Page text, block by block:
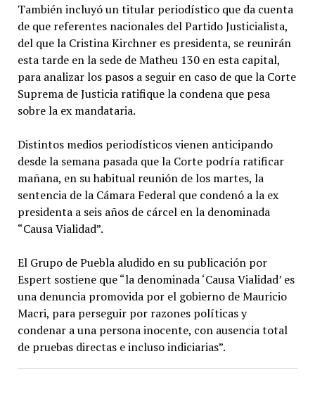
También incluyó un titular periodístico que da cuenta
de que referentes nacionales del Partido Justicialista,
del que la Cristina Kirchner es presidenta, se reunirán
esta tarde en la sede de Matheu 130 en esta capital,
para analizar los pasos a seguir en caso de que la Corte
Suprema de Justicia ratifique la condena que pesa
sobre la ex mandataria.
Distintos medios periodísticos vienen anticipando
desde la semana pasada que la Corte podría ratificar
mañana, en su habitual reunión de los martes, la
sentencia de la Cámara Federal que condenó a la ex
presidenta a seis años de cárcel en la denominada
“Causa Vialidad”.
El Grupo de Puebla aludido en su publicación por
Espert sostiene que “la denominada ‘Causa Vialidad’ es
una denuncia promovida por el gobierno de Mauricio
Macri, para perseguir por razones políticas y
condenar a una persona inocente, con ausencia total
de pruebas directas e incluso indiciarias”.